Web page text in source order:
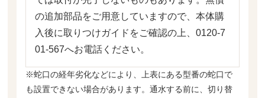
の追加部品をご用意していますので、本体購
入後に取りつけガイドをご確認の上、0120-7
01-567へお電話ください。
※蛇口の経年劣化などにより、上表にある型番の蛇口で
も設置できない場合があります。通水する前に、切り替